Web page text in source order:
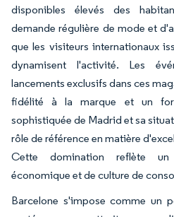
disponibles élevés des
demande régulière de mode et
que les visiteurs internationaux
dynamisent l'activité. Les
lancements exclusifs dans ces
fidélité à la marque et un fort
sophistiquée de Madrid et sa
rôle de référence en matière
Cette domination reflète
économique et de culture de
Barcelone s'impose comme un